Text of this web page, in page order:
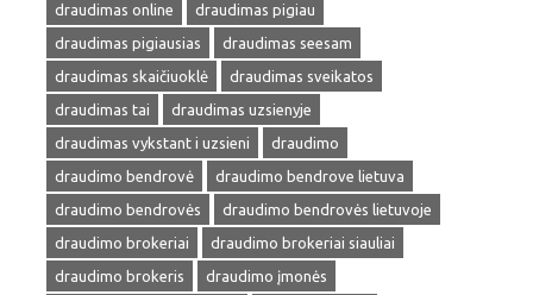
draudimas online
draudimas pigiau
draudimas pigiausias
draudimas seesam
draudimas skaičiuoklė
draudimas sveikatos
draudimas tai
draudimas uzsienyje
draudimas vykstant i uzsieni
draudimo
draudimo bendrovė
draudimo bendrove lietuva
draudimo bendrovės
draudimo bendrovės lietuvoje
draudimo brokeriai
draudimo brokeriai siauliai
draudimo brokeris
draudimo įmonės